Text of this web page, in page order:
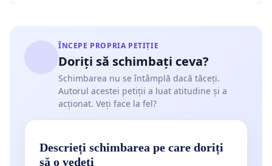
ÎNCEPE PROPRIA PETIȚIE
Doriți să schimbați ceva?
Schimbarea nu se întâmplă dacă tăceți.
Autorul acestei petiții a luat atitudine și a
acționat. Veți face la fel?
Descrieți schimbarea pe care doriți
să o vedeți